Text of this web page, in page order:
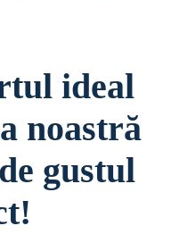
ideal
noastră
gustul